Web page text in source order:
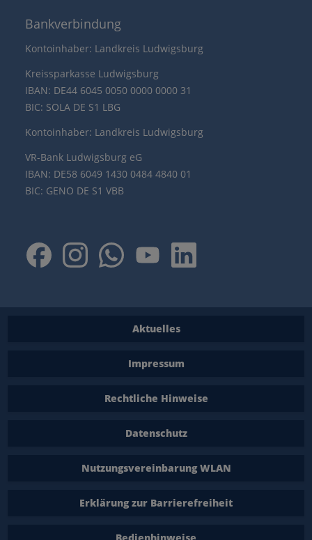
Bankverbindung
Kontoinhaber: Landkreis Ludwigsburg
Kreissparkasse Ludwigsburg
IBAN: DE44 6045 0050 0000 0000 31
BIC: SOLA DE S1 LBG
Kontoinhaber: Landkreis Ludwigsburg
VR-Bank Ludwigsburg eG
IBAN: DE58 6049 1430 0484 4840 01
BIC: GENO DE S1 VBB
Aktuelles
Impressum
Rechtliche Hinweise
Datenschutz
Nutzungsvereinbarung WLAN
Erklärung zur Barrierefreiheit